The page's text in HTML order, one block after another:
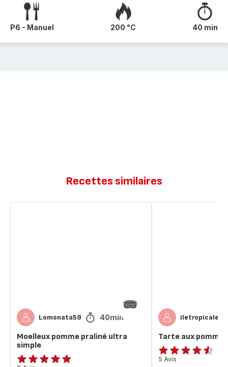
P6 - Manuel 200 °C 40 min
Recettes similaires
Lomonata59 40min
Moelleux pomme praliné ultra
simple
Tarte aux pommes
ratings.4.5
5 Avis